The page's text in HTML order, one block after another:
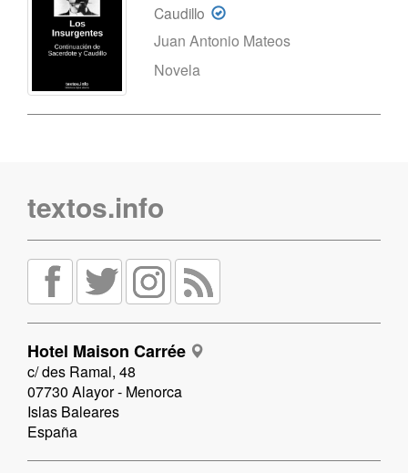
Caudillo
Juan Antonio Mateos
Novela
textos.info
Hotel Maison Carrée
c/ des Ramal, 48
07730 Alayor - Menorca
Islas Baleares
España